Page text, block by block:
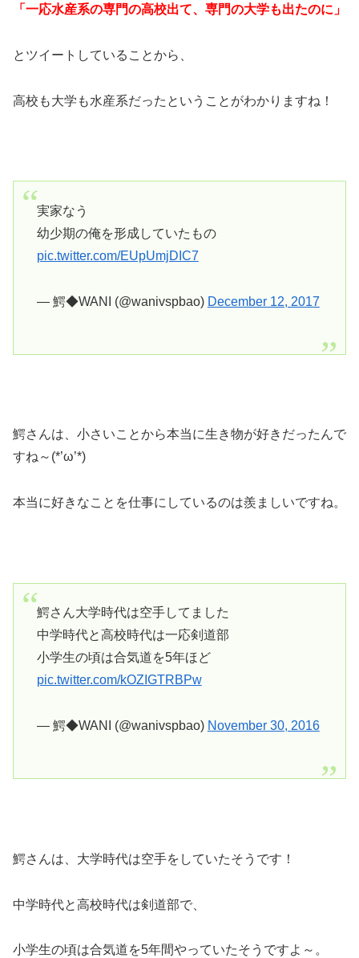
「一応水産系の専門の高校出て、専門の大学も出たのに」
とツイートしていることから、
高校も大学も水産系だったということがわかりますね！
実家なう
幼少期の俺を形成していたもの
pic.twitter.com/EUpUmjDIC7
— 鰐◆WANI (@wanivspbao) December 12, 2017
鰐さんは、小さいことから本当に生き物が好きだったんで
すね～(*’ω’*)
本当に好きなことを仕事にしているのは羨ましいですね。
鰐さん大学時代は空手してました
中学時代と高校時代は一応剣道部
小学生の頃は合気道を5年ほど
pic.twitter.com/kOZIGTRBPw
— 鰐◆WANI (@wanivspbao) November 30, 2016
鰐さんは、大学時代は空手をしていたそうです！
中学時代と高校時代は剣道部で、
小学生の頃は合気道を5年間やっていたそうですよ～。